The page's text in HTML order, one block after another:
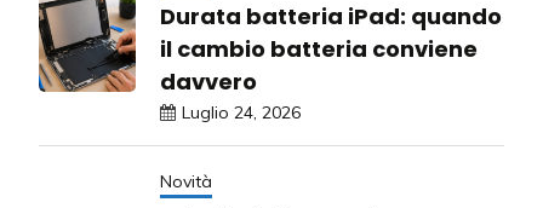
Durata batteria iPad: quando
il cambio batteria conviene
davvero
Luglio 24, 2026
Novità